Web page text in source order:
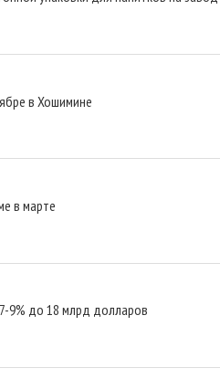
в Хошимине
в марте
9% до 18 млрд долларов